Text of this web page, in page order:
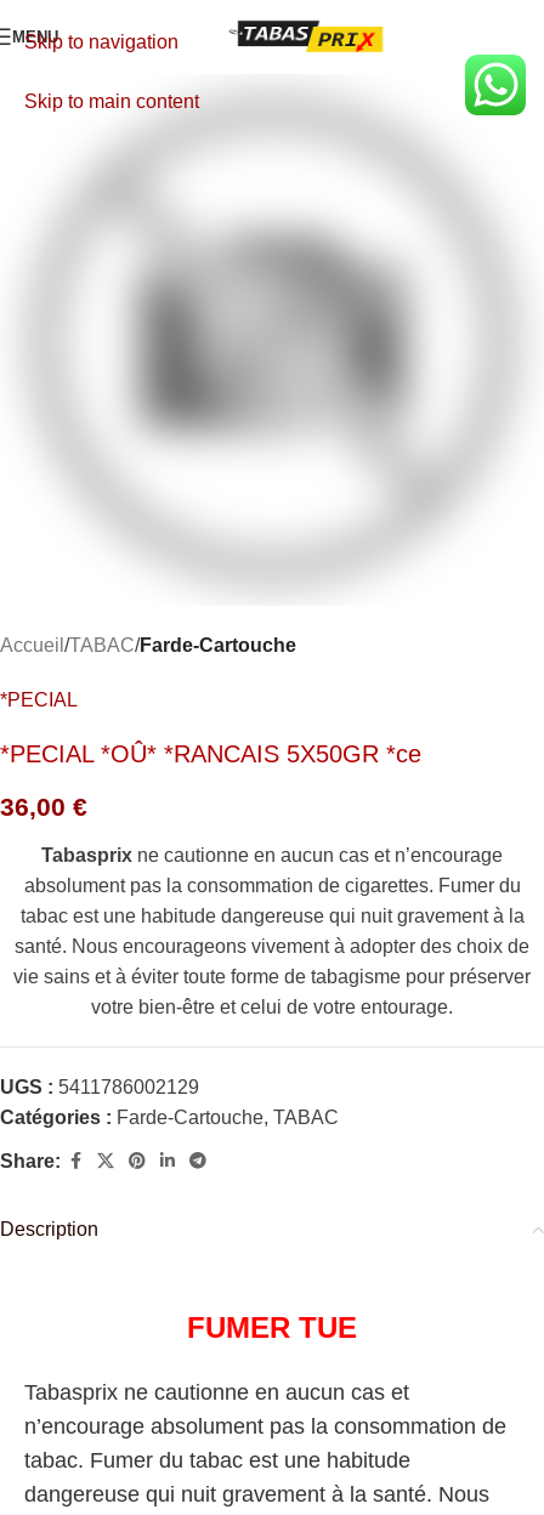
Skip to navigation
Skip to main content
MENU
Accueil TABAC Farde-Cartouche
*PECIAL
*PECIAL *OÛ* *RANCAIS 5X50GR *ce
36,00 €
Tabasprix ne cautionne en aucun cas et n’encourage
absolument pas la consommation de cigarettes. Fumer du
tabac est une habitude dangereuse qui nuit gravement à la
santé. Nous encourageons vivement à adopter des choix de
vie sains et à éviter toute forme de tabagisme pour préserver
votre bien-être et celui de votre entourage.
UGS : 5411786002129
Catégories : Farde-Cartouche, TABAC
Share:
Description
FUMER TUE
Tabasprix ne cautionne en aucun cas et
n’encourage absolument pas la consommation de
tabac. Fumer du tabac est une habitude
dangereuse qui nuit gravement à la santé. Nous